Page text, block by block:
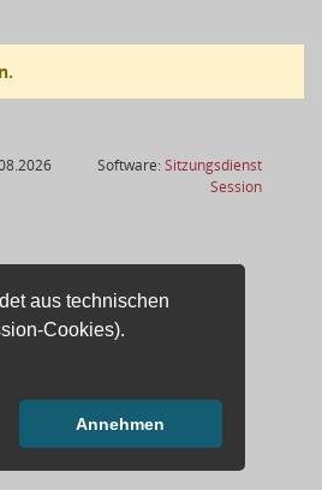
aus technischen
Cookies).
Annehmen
Software:Sitzungsdienst
Session(Wird in